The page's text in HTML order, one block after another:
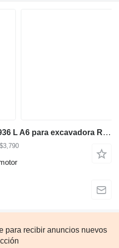
Bloque motor Liebherr D936 L A6 para excavadora R954 R964 A954 A9 bloque de motor para Liebherr R954 R964 A954 excavadora
para recibir anuncios nuevos